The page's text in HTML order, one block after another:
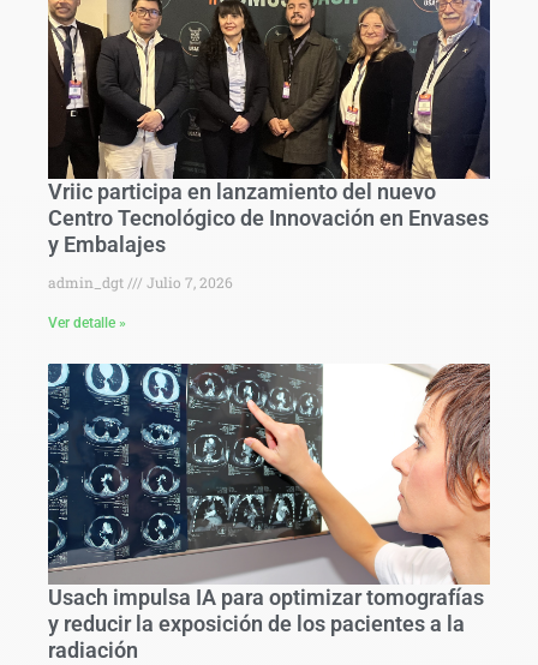
Vriic participa en lanzamiento del nuevo
Centro Tecnológico de Innovación en Envases
y Embalajes
admin_dgt Julio 7, 2026
Ver detalle »
Usach impulsa IA para optimizar tomografías
y reducir la exposición de los pacientes a la
radiación